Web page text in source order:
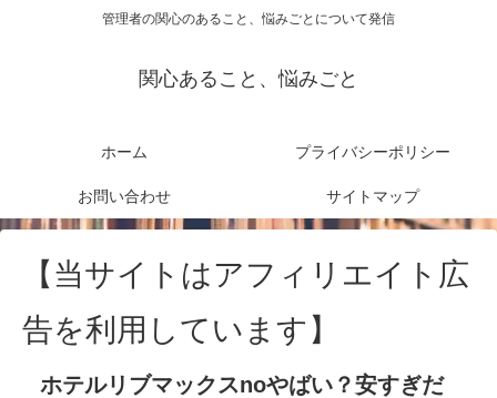
管理者の関心のあること、悩みごとについて発信
関心あること、悩みごと
ホーム プライバシーポリシー
お問い合わせ サイトマップ
【当サイトはアフィリエイト広
告を利用しています】
ホテルリブマックスnoやばい？安すぎだ